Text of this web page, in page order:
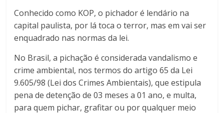
Conhecido como KOP, o pichador é lendário na
capital paulista, por lá toca o terror, mas em vai ser
enquadrado nas normas da lei.
No Brasil, a pichação é considerada vandalismo e
crime ambiental, nos termos do artigo 65 da Lei
9.605/98 (Lei dos Crimes Ambientais), que estipula
pena de detenção de 03 meses a 01 ano, e multa,
para quem pichar, grafitar ou por qualquer meio